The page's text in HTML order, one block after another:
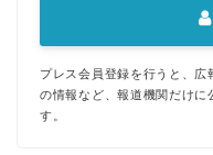
プレス会員登録を行うと、広
の情報など、報道機関だけに
す。